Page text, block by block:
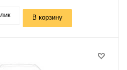
В корзину